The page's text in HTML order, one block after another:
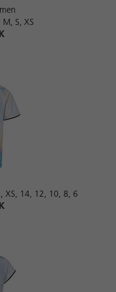
M, S, XS
XS, 14, 12, 10, 8, 6